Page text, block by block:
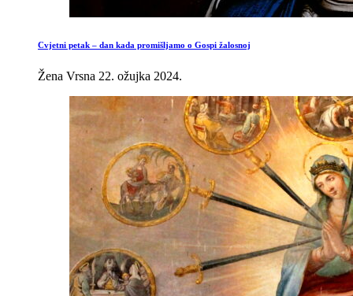
Cvjetni petak – dan kada promišljamo o Gospi žalosnoj
Žena Vrsna 22. ožujka 2024.